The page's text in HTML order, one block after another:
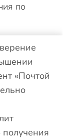
по
«Почтой